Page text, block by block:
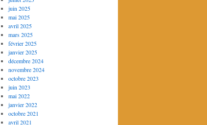
juin 2025
mai 2025
avril 2025
mars 2025
février 2025
janvier 2025
décembre 2024
novembre 2024
octobre 2023
juin 2023
mai 2022
janvier 2022
octobre 2021
avril 2021